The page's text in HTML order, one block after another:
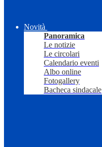
Novità
Panoramica
Le notizie
Le circolari
Calendario eventi
Albo online
Fotogallery
Bacheca sindacale